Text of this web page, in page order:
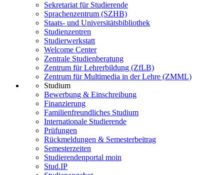
Sekretariat für Studierende
Sprachenzentrum (SZHB)
Staats- und Universitätsbibliothek
Studienzentren
Studierwerkstatt
Welcome Center
Zentrale Studienberatung
Zentrum für Lehrerbildung (ZfLB)
Zentrum für Multimedia in der Lehre (ZMML)
Studium
Bewerbung & Einschreibung
Finanzierung
Familienfreundliches Studium
Internationale Studierende
Prüfungen
Rückmeldungen & Semesterbeitrag
Semesterzeiten
Studierendenportal moin
Stud.IP